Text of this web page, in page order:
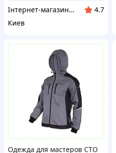
Інтернет-магазин ShopNow
4.7
Киев
Одежда для мастеров СТО